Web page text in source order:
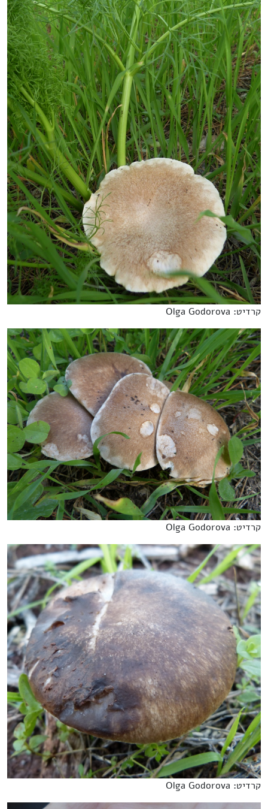
קרדיט: Olga Godorova
קרדיט: Olga Godorova
קרדיט: Olga Godorova